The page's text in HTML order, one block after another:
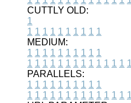
CUTTLY OLD:
1
1 1 1 1 1 1 1 1 1 1
MEDIUM:
1 1 1 1 1 1 1 1 1 1
1 1 1 1 1 1 1 1 1 1 1 1 1
PARALLELS:
1 1 1 1 1 1 1 1 1 1
1 1 1 1 1 1 1 1 1 1 1 1 1